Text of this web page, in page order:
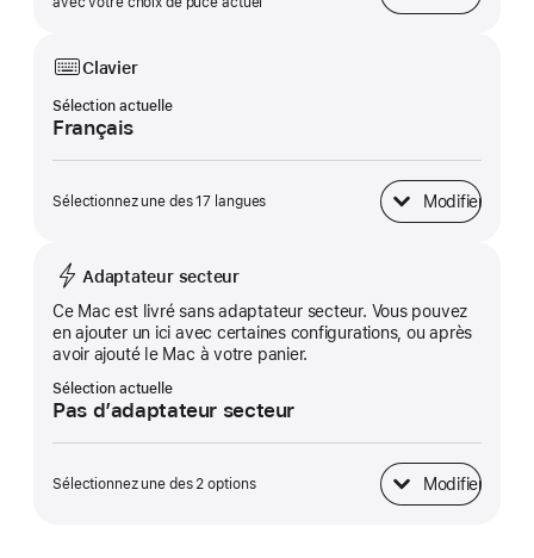
Clavier
Sélection actuelle
Français
Sélectionnez une des 17 langues Modifier
Clavier
Adaptateur secteur
Ce Mac est livré sans adaptateur secteur. Vous pouvez
en ajouter un ici avec certaines configurations, ou après
avoir ajouté le Mac à votre panier.
Sélection actuelle
Pas d’adaptateur secteur
Sélectionnez une des 2 options Modifier
Adaptateur secteur